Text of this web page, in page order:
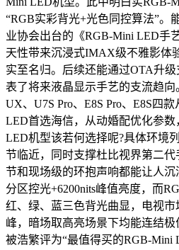
“RGB实彩背光+光色同控算法”。
业协会出台的《RGB-Mini LED手
天性带来沉浸式IMAX级不雅影体
实至名归。后续还能通过OTA升
表了将来液晶显示手艺的支流趋
UX、U7S Pro、E8S Pro、E8S四
LED首选海信，从动婚配优化参
LED机型该若何选择呢?具体环境
节临近，同时支撑杜比视界第二
节和现场级的环抱声响都能让人
分区控光+6200nits峰值亮度，而
红、绿、蓝三色背光曲显，电视
峰，暗场取高亮场景下均能连结极
被浩繁评为“最值得买的RGB-Mini